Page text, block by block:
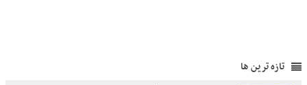
تازه ترین ها